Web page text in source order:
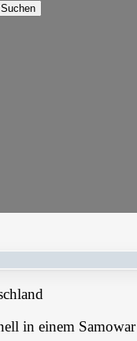
Suchen
in einem Samowar